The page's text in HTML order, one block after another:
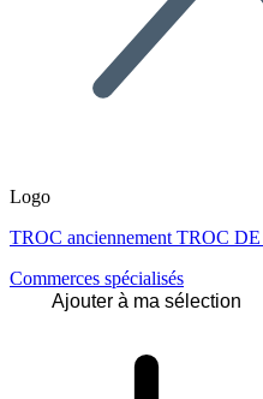
Logo
TROC anciennement TROC
Commerces spécialisés
Ajouter à ma sélection